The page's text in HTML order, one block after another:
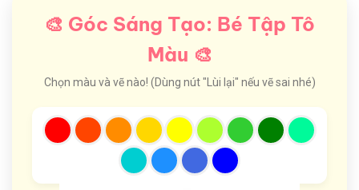
🎨 Góc Sáng Tạo: Bé Tập Tô
Màu 🎨
Chọn màu và vẽ nào! (Dùng nút "Lùi lại" nếu vẽ sai nhé)